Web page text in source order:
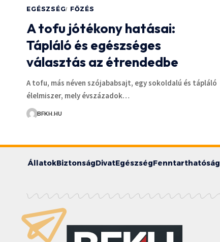
EGÉSZSÉG FŐZÉS
A tofu jótékony hatásai:
Tápláló és egészséges
választás az étrendedbe
A tofu, más néven szójababsajt, egy sokoldalú és tápláló
élelmiszer, mely évszázadok…
BFKH.HU
ÁllatokBiztonságDivatEgészségFenntarthatóság